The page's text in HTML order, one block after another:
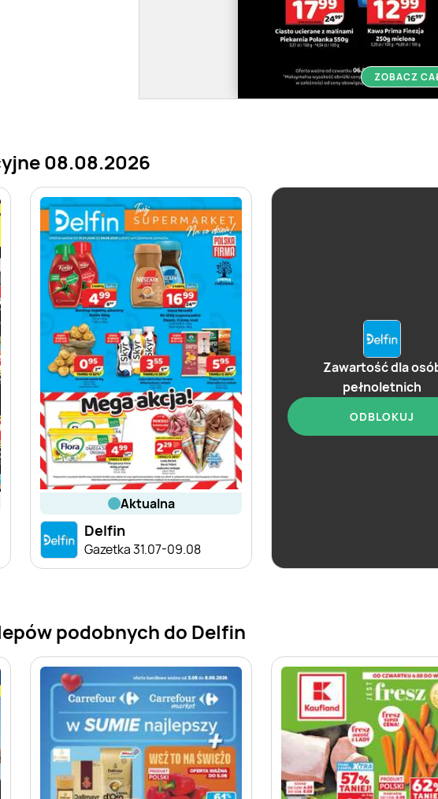
ZOBACZ
08.08.2026
aktualna
Delfin
Gazetka 31.07-09.08
Zawartość dla
pełnoletnich
ODBLOKUJ
podobnych do Delfin